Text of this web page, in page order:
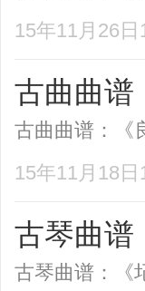
15年11月26
古曲曲谱
古曲曲谱：《
15年11月18
古琴曲谱
古琴曲谱：《